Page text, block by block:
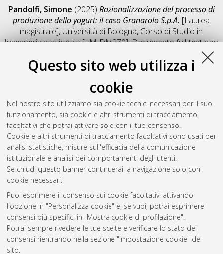
Questo sito web utilizza i
cookie
Nel nostro sito utilizziamo sia cookie tecnici necessari per il suo
funzionamento, sia cookie e altri strumenti di tracciamento
facoltativi che potrai attivare solo con il tuo consenso.
Cookie e altri strumenti di tracciamento facoltativi sono usati per
analisi statistiche, misure sull'efficacia della comunicazione
istituzionale e analisi dei comportamenti degli utenti.
Se chiudi questo banner continuerai la navigazione solo con i
cookie necessari.
Puoi esprimere il consenso sui cookie facoltativi attivando
l'opzione in "Personalizza cookie" e, se vuoi, potrai esprimere
consensi più specifici in "Mostra cookie di profilazione".
Potrai sempre rivedere le tue scelte e verificare lo stato dei
consensi rientrando nella sezione "Impostazione cookie" del
sito.
Pandolfi, Simone (2025) Razionalizzazione del processo di
produzione dello yogurt: il caso Granarolo S.p.A. [Laurea
magistrale], Università di Bologna, Corso di Studio in
Ingegneria gestionale [LM-DM270], Documento full-text non
Salva citazione
Condividi
Il full-text non è disponibile per scelta dell'autore. (
Abstract
Altri metadati
Gestione del documento:
Atom
Rss 1.0
Rss 2.0